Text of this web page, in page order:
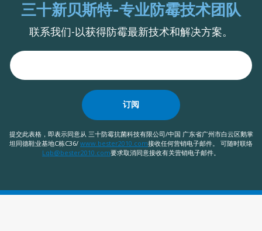
三十新贝斯特-专业防霉技术团队
联系我们-以获得防霉最新技术和解决方案。
订阅
提交此表格，即表示同意从 三十防霉抗菌科技有限公司/中国 广东省广州市白云区鹅掌
坦同德鞋业基地C栋C36/ www.bester2010.com接收任何营销电子邮件。 可随时联络
Lqb@bester2010.com要求取消同意接收有关营销电子邮件。